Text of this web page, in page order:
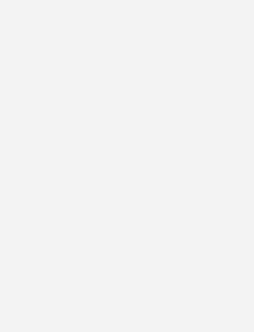
Noch in der letzten
sollte es nicht lange in
in den